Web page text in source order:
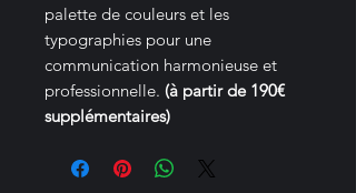
palette de couleurs et les
typographies pour une
communication harmonieuse et
professionnelle. (à partir de 190€
supplémentaires)